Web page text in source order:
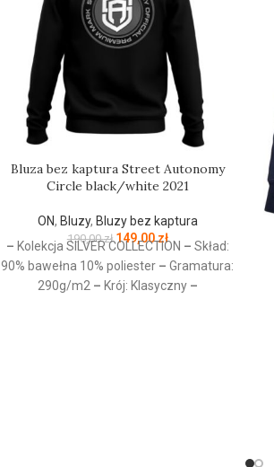
Bluza bez kaptura Street Autonomy
Circle black/white 2021
ON, Bluzy, Bluzy bez kaptura
190,00zł 149,00zł
– Kolekcja SILVER COLLECTION – Skład:
90% bawełna 10% poliester – Gramatura:
290g/m2 – Krój: Klasyczny –